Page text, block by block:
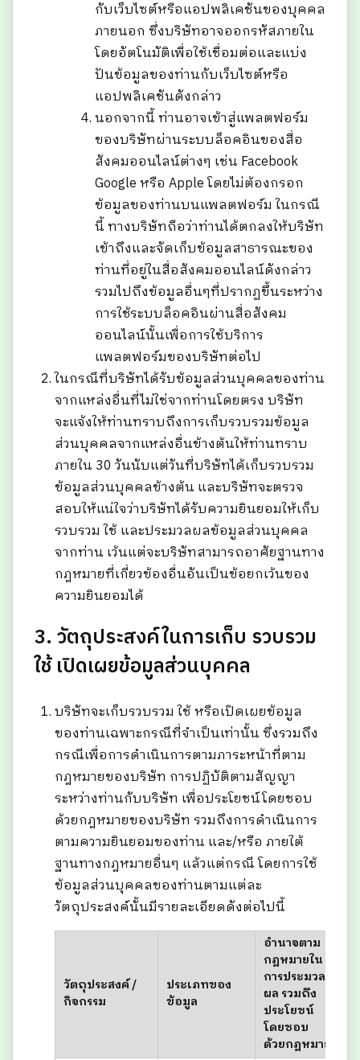
กับเว็บไซต์หรือแอปพลิเคชันของบุคคล
ภายนอก ซึ่งบริษัทอาจออกรหัสภายใน
โดยอัตโนมัติเพื่อใช้เชื่อมต่อและแบ่ง
ปันข้อมูลของท่านกับเว็บไซต์หรือ
แอปพลิเคชันดังกล่าว
นอกจากนี้ ท่านอาจเข้าสู่แพลตฟอร์ม
ของบริษัทผ่านระบบล็อคอินของสื่อ
สังคมออนไลน์ต่างๆ เช่น Facebook
Google หรือ Apple โดยไม่ต้องกรอก
ข้อมูลของท่านบนแพลตฟอร์ม ในกรณี
นี้ ทางบริษัทถือว่าท่านได้ตกลงให้บริษัท
เข้าถึงและจัดเก็บข้อมูลสาธารณะของ
ท่านที่อยู่ในสื่อสังคมออนไลน์ดังกล่าว
รวมไปถึงข้อมูลอื่นๆที่ปรากฏขึ้นระหว่าง
การใช้ระบบล็อคอินผ่านสื่อสังคม
ออนไลน์นั้นเพื่อการใช้บริการ
แพลตฟอร์มของบริษัทต่อไป
ในกรณีที่บริษัทได้รับข้อมูลส่วนบุคคลของท่าน
จากแหล่งอื่นที่ไม่ใช่จากท่านโดยตรง บริษัท
จะแจ้งให้ท่านทราบถึงการเก็บรวบรวมข้อมูล
ส่วนบุคคลจากแหล่งอื่นข้างต้นให้ท่านทราบ
ภายใน 30 วันนับแต่วันที่บริษัทได้เก็บรวบรวม
ข้อมูลส่วนบุคคลข้างต้น และบริษัทจะตรวจ
สอบให้แน่ใจว่าบริษัทได้รับความยินยอมให้เก็บ
รวบรวม ใช้ และประมวลผลข้อมูลส่วนบุคคล
จากท่าน เว้นแต่จะบริษัทสามารถอาศัยฐานทาง
กฎหมายที่เกี่ยวข้องอื่นอันเป็นข้อยกเว้นของ
ความยินยอมได้
3. วัตถุประสงค์ในการเก็บ รวบรวม
ใช้ เปิดเผยข้อมูลส่วนบุคคล
บริษัทจะเก็บรวบรวม ใช้ หรือเปิดเผยข้อมูล
ของท่านเฉพาะกรณีที่จำเป็นเท่านั้น ซึ่งรวมถึง
กรณีเพื่อการดำเนินการตามภาระหน้าที่ตาม
กฎหมายของบริษัท การปฏิบัติตามสัญญา
ระหว่างท่านกับบริษัท เพื่อประโยชน์โดยชอบ
ด้วยกฎหมายของบริษัท รวมถึงการดำเนินการ
ตามความยินยอมของท่าน และ/หรือ ภายใต้
ฐานทางกฎหมายอื่นๆ แล้วแต่กรณี โดยการใช้
ข้อมูลส่วนบุคคลของท่านตามแต่ละ
วัตถุประสงค์นั้นมีรายละเอียดดังต่อไปนี้
วัตถุประสงค์ /
กิจกรรม
ประเภทของ
ข้อมูล
อำนาจตาม
กฎหมายใน
การประมวล
ผล รวมถึง
ประโยชน์
โดยชอบ
ด้วยกฎหมาย